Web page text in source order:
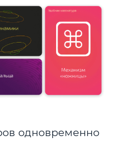
одновременно